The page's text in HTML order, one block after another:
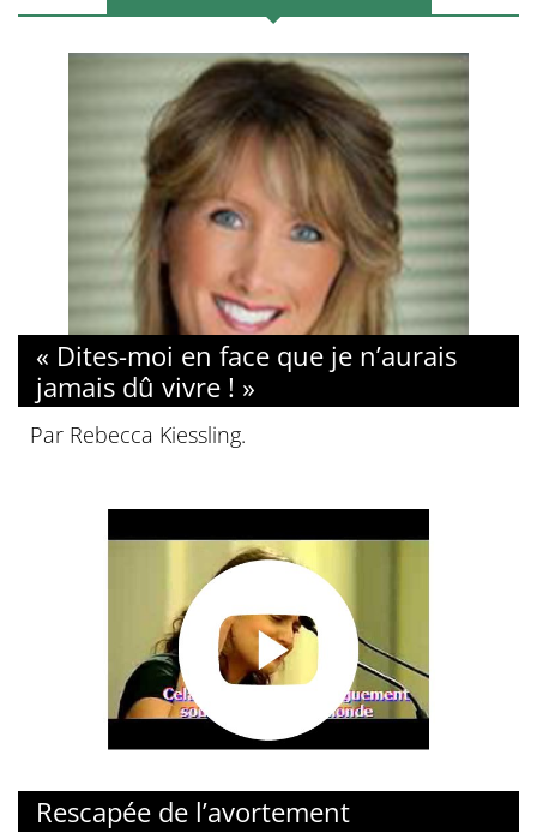
« Dites-moi en face que je n’aurais
jamais dû vivre ! »
Par Rebecca Kiessling.
Rescapée de l’avortement